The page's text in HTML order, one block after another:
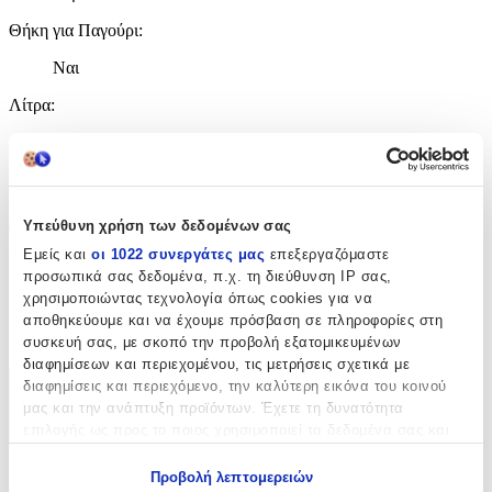
Υπεύθυνη χρήση των δεδομένων σας
Εμείς και οι 1022 συνεργάτες μας επεξεργαζόμαστε
προσωπικά σας δεδομένα, π.χ. τη διεύθυνση IP σας,
χρησιμοποιώντας τεχνολογία όπως cookies για να
αποθηκεύουμε και να έχουμε πρόσβαση σε πληροφορίες στη
συσκευή σας, με σκοπό την προβολή εξατομικευμένων
διαφημίσεων και περιεχομένου, τις μετρήσεις σχετικά με
διαφημίσεις και περιεχόμενο, την καλύτερη εικόνα του κοινού
μας και την ανάπτυξη προϊόντων. Έχετε τη δυνατότητα
Προβολή λεπτομερειών
Θήκη για Παγούρι:
Ναι
Λίτρα:
Διαστάσεις
Μήκος:
28 εκ
cm
Χαρακτηριστικά
Χαρακτηριστικά